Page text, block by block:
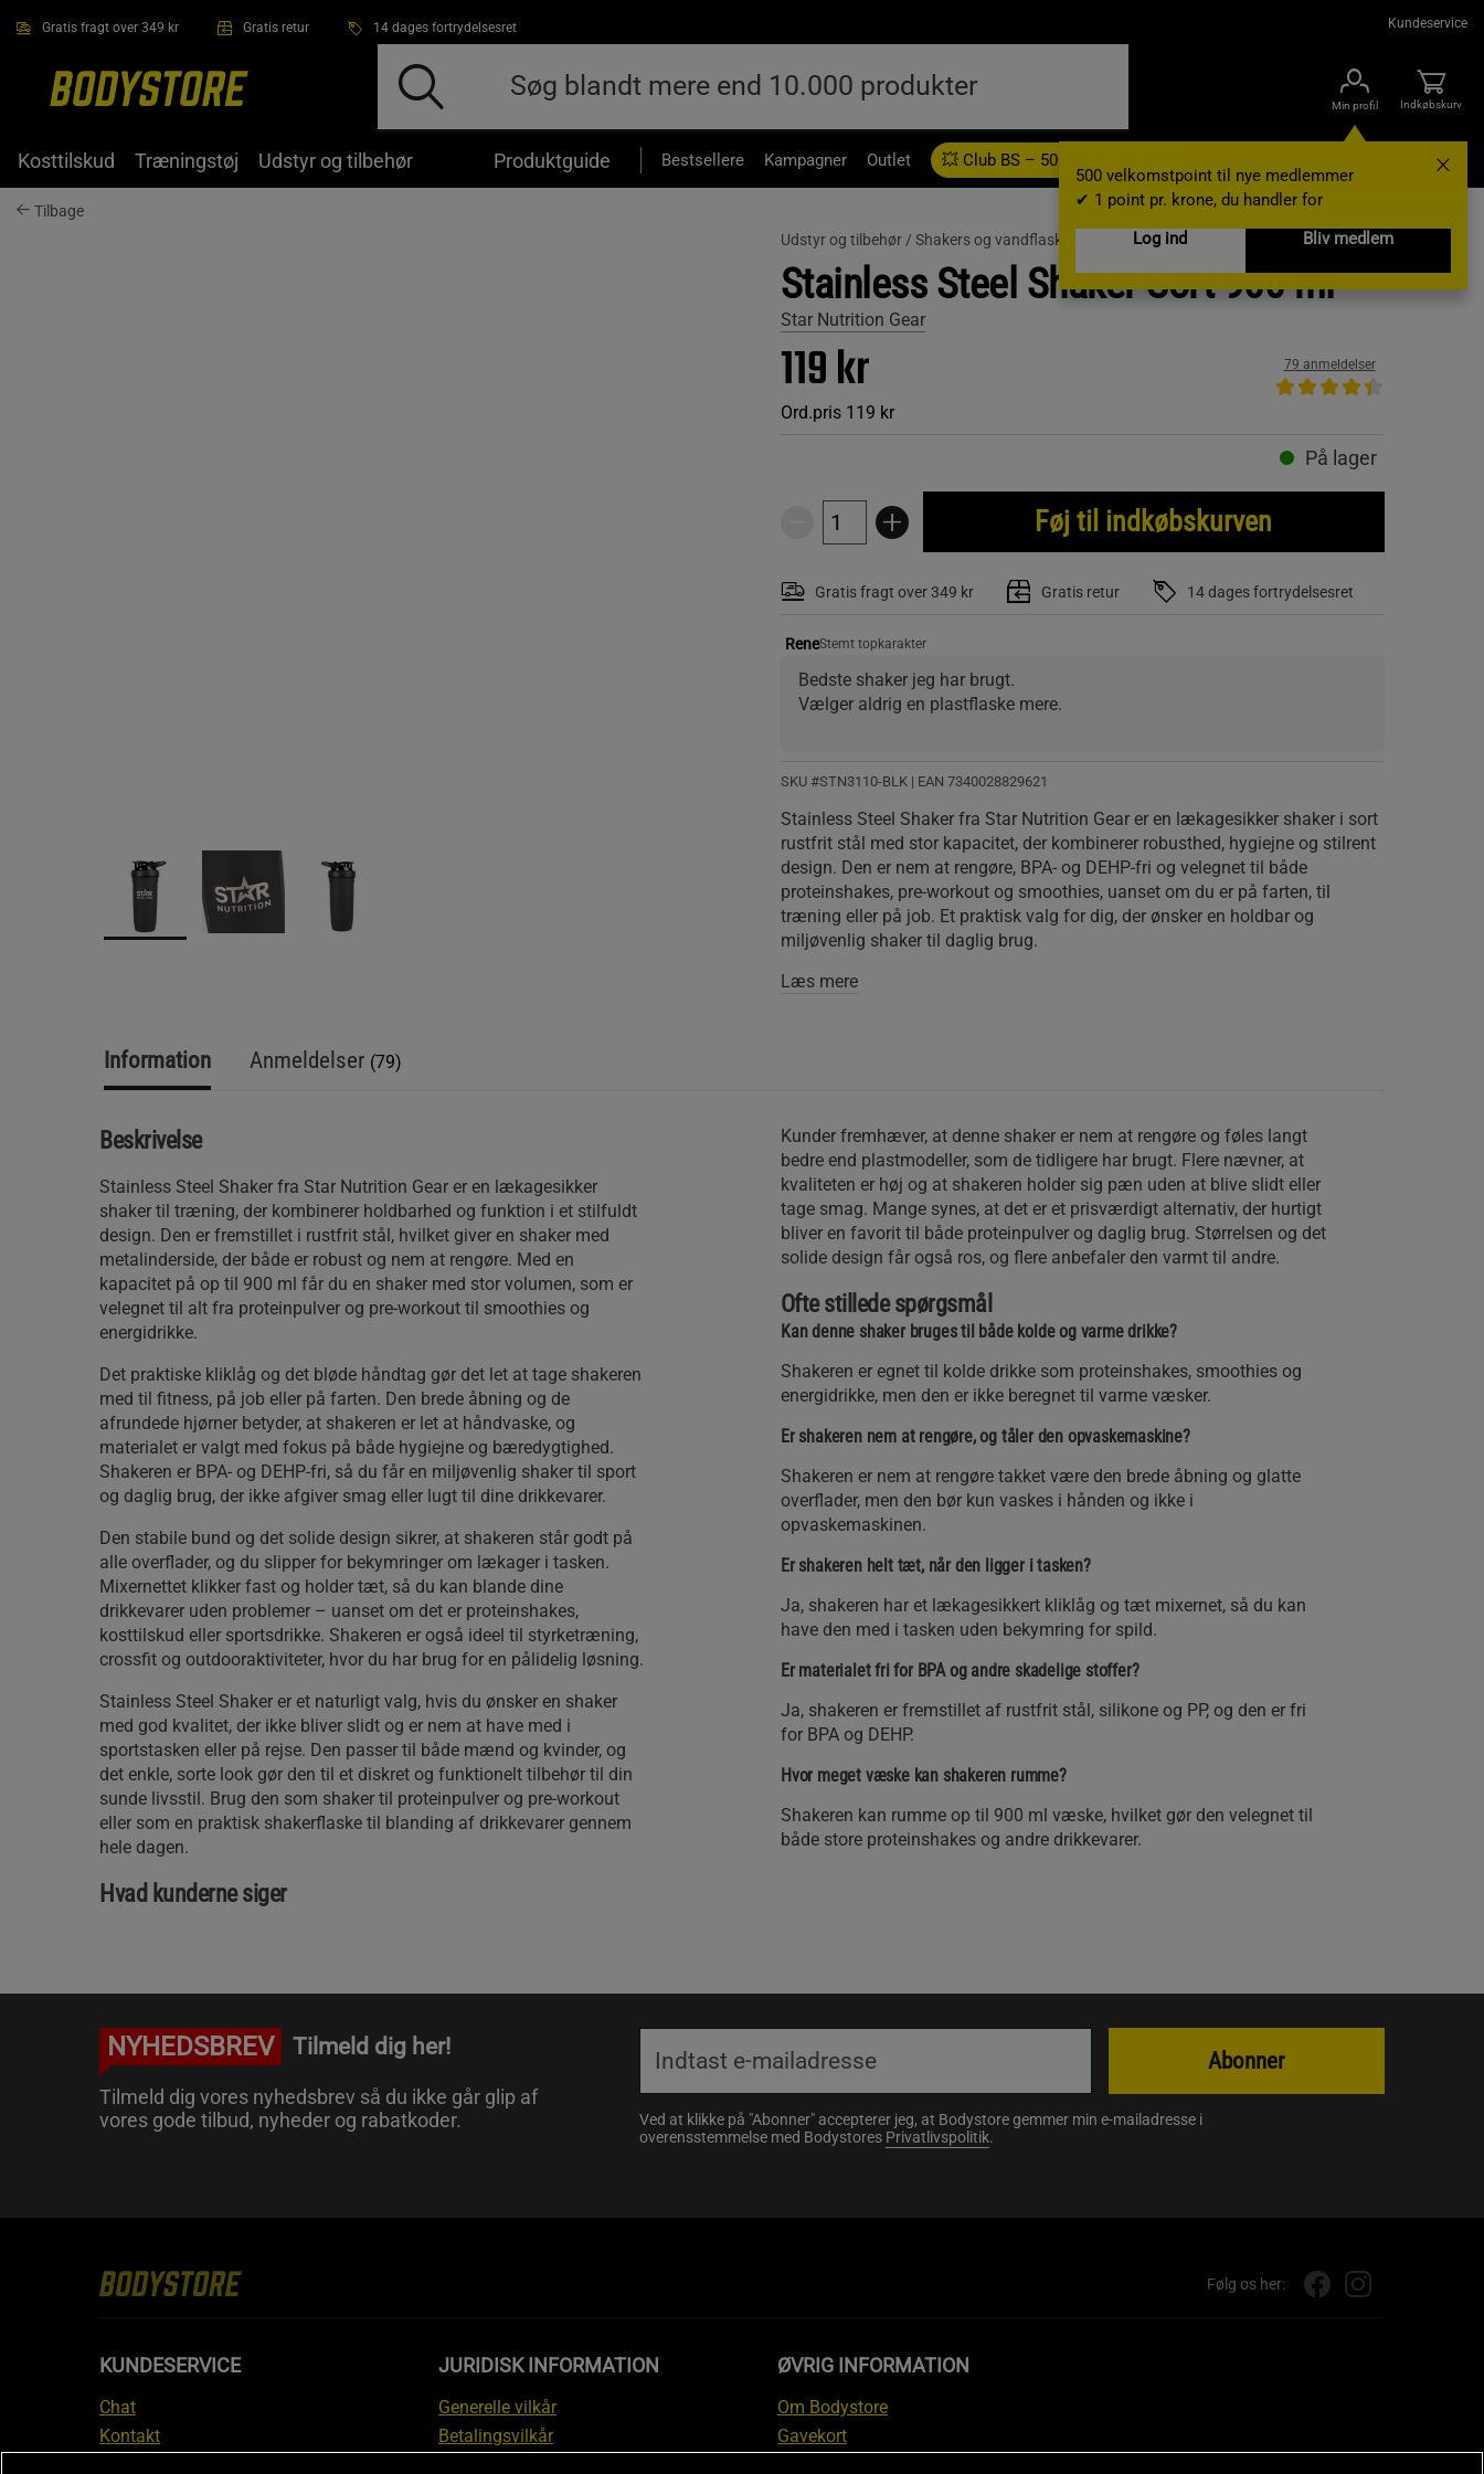
Gratis fragt over 349 kr Gratis retur 14 dages fortrydelsesret Kundeservice
Min profil
500 velkomstpoint til nye medlemmer
✔ 1 point pr. krone, du handler for
Log ind
Bliv medlem
Indkøbskurv
Kosttilskud Træningstøj Udstyr og tilbehør Produktguide Bestsellere Kampagner Outlet 💥 Club BS – 500 velkomstpoint Gavekort
Tilbage
Udstyr og tilbehør / Shakers og vandflasker /
Stainless Steel Shaker Sort 900 ml
Star Nutrition Gear
119 kr
Ord.pris 119 kr
79 anmeldelser
På lager
Føj til indkøbskurven
Gratis fragt over 349 kr Gratis retur 14 dages fortrydelsesret
ReneStemt topkarakter
Bedste shaker jeg har brugt.
Vælger aldrig en plastflaske mere.
SKU #STN3110-BLK | EAN 7340028829621
Stainless Steel Shaker fra Star Nutrition Gear er en lækagesikker shaker i sort
rustfrit stål med stor kapacitet, der kombinerer robusthed, hygiejne og stilrent
design. Den er nem at rengøre, BPA- og DEHP-fri og velegnet til både
proteinshakes, pre-workout og smoothies, uanset om du er på farten, til
træning eller på job. Et praktisk valg for dig, der ønsker en holdbar og
miljøvenlig shaker til daglig brug.
Læs mere
Information Anmeldelser (79)
Beskrivelse
Stainless Steel Shaker fra Star Nutrition Gear er en lækagesikker
shaker til træning, der kombinerer holdbarhed og funktion i et stilfuldt
design. Den er fremstillet i rustfrit stål, hvilket giver en shaker med
metalinderside, der både er robust og nem at rengøre. Med en
kapacitet på op til 900 ml får du en shaker med stor volumen, som er
velegnet til alt fra proteinpulver og pre-workout til smoothies og
energidrikke.
Det praktiske kliklåg og det bløde håndtag gør det let at tage shakeren
med til fitness, på job eller på farten. Den brede åbning og de
afrundede hjørner betyder, at shakeren er let at håndvaske, og
materialet er valgt med fokus på både hygiejne og bæredygtighed.
Shakeren er BPA- og DEHP-fri, så du får en miljøvenlig shaker til sport
og daglig brug, der ikke afgiver smag eller lugt til dine drikkevarer.
Den stabile bund og det solide design sikrer, at shakeren står godt på
alle overflader, og du slipper for bekymringer om lækager i tasken.
Mixernettet klikker fast og holder tæt, så du kan blande dine
drikkevarer uden problemer – uanset om det er proteinshakes,
kosttilskud eller sportsdrikke. Shakeren er også ideel til styrketræning,
crossfit og outdooraktiviteter, hvor du har brug for en pålidelig løsning.
Stainless Steel Shaker er et naturligt valg, hvis du ønsker en shaker
med god kvalitet, der ikke bliver slidt og er nem at have med i
sportstasken eller på rejse. Den passer til både mænd og kvinder, og
det enkle, sorte look gør den til et diskret og funktionelt tilbehør til din
sunde livsstil. Brug den som shaker til proteinpulver og pre-workout
eller som en praktisk shakerflaske til blanding af drikkevarer gennem
hele dagen.
Hvad kunderne siger
Kunder fremhæver, at denne shaker er nem at rengøre og føles langt
bedre end plastmodeller, som de tidligere har brugt. Flere nævner, at
kvaliteten er høj og at shakeren holder sig pæn uden at blive slidt eller
tage smag. Mange synes, at det er et prisværdigt alternativ, der hurtigt
bliver en favorit til både proteinpulver og daglig brug. Størrelsen og det
solide design får også ros, og flere anbefaler den varmt til andre.
Ofte stillede spørgsmål
Kan denne shaker bruges til både kolde og varme drikke?
Shakeren er egnet til kolde drikke som proteinshakes, smoothies og
energidrikke, men den er ikke beregnet til varme væsker.
Er shakeren nem at rengøre, og tåler den opvaskemaskine?
Shakeren er nem at rengøre takket være den brede åbning og glatte
overflader, men den bør kun vaskes i hånden og ikke i
opvaskemaskinen.
Er shakeren helt tæt, når den ligger i tasken?
Ja, shakeren har et lækagesikkert kliklåg og tæt mixernet, så du kan
have den med i tasken uden bekymring for spild.
Er materialet fri for BPA og andre skadelige stoffer?
Ja, shakeren er fremstillet af rustfrit stål, silikone og PP, og den er fri
for BPA og DEHP.
Hvor meget væske kan shakeren rumme?
Shakeren kan rumme op til 900 ml væske, hvilket gør den velegnet til
både store proteinshakes og andre drikkevarer.
NYHEDSBREV Tilmeld dig her!
Tilmeld dig vores nyhedsbrev så du ikke går glip af
vores gode tilbud, nyheder og rabatkoder.
Ved at klikke på "Abonner" accepterer jeg, at Bodystore gemmer min e-mailadresse i
overensstemmelse med Bodystores Privatlivspolitik.
Abonner
Følg os her:
KUNDESERVICE
Chat
Kontakt
JURIDISK INFORMATION
Generelle vilkår
Betalingsvilkår
ØVRIG INFORMATION
Om Bodystore
Gavekort